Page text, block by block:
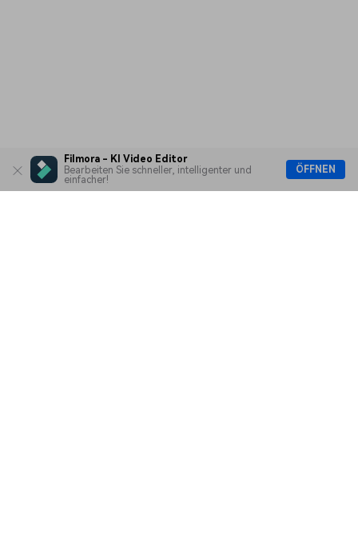
Filmora - KI Video Editor
Bearbeiten Sie schneller, intelligenter und
einfacher!
ÖFFNEN